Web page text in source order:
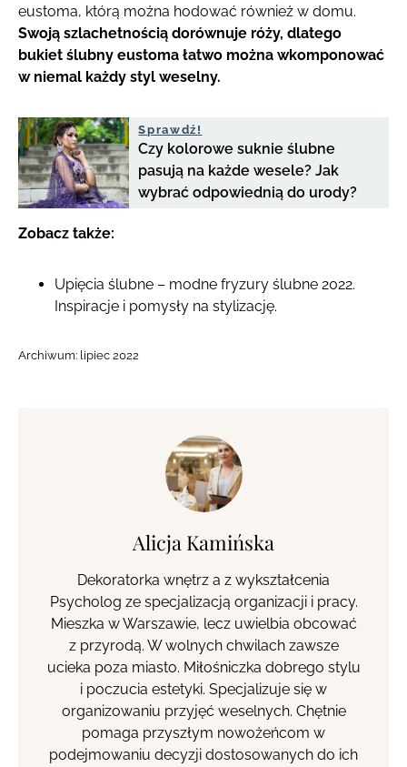
eustoma, którą można hodować również w domu.
Swoją szlachetnością dorównuje róży, dlatego
bukiet ślubny eustoma łatwo można wkomponować
w niemal każdy styl weselny.
Sprawdź!
Czy kolorowe suknie ślubne
pasują na każde wesele? Jak
wybrać odpowiednią do urody?
Zobacz także:
Upięcia ślubne – modne fryzury ślubne 2022.
Inspiracje i pomysły na stylizację.
Archiwum: lipiec 2022
Alicja Kamińska
Dekoratorka wnętrz a z wykształcenia
Psycholog ze specjalizacją organizacji i pracy.
Mieszka w Warszawie, lecz uwielbia obcować
z przyrodą. W wolnych chwilach zawsze
ucieka poza miasto. Miłośniczka dobrego stylu
i poczucia estetyki. Specjalizuje się w
organizowaniu przyjęć weselnych. Chętnie
pomaga przyszłym nowożeńcom w
podejmowaniu decyzji dostosowanych do ich